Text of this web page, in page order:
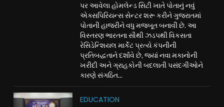
પર આવેલા હોમલેન્ડ સિટી ખાતે પોતાનું નવું
એક્સપિરિયન્સ સેન્ટર શરૂ કરીને ગુજરાતમાં
પોતાની હાજરીને વધુ મજબૂત બનાવી છે. આ
વિસ્તરણ ભારતના સૌથી ઝડપથી વિકસતા
રેસિડેન્શિયલ માર્કેટ પ્રત્યે કંપનીની
પ્રતિબદ્ધતાને દર્શાવે છે, જ્યાં નવા મકાનોની
ખરીદી અને ગ્રાહકોની બદલાતી પસંદગીઓને
કારણે સંગઠિત...
EDUCATION